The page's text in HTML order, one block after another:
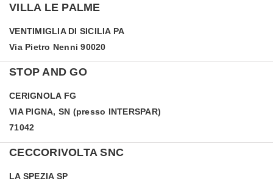
VILLA LE PALME
VENTIMIGLIA DI SICILIA PA
Via Pietro Nenni 90020
STOP AND GO
CERIGNOLA FG
VIA PIGNA, SN (presso INTERSPAR)
71042
CECCORIVOLTA SNC
LA SPEZIA SP